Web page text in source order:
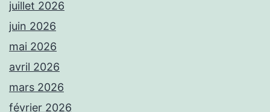
juillet 2026
juin 2026
mai 2026
avril 2026
mars 2026
février 2026